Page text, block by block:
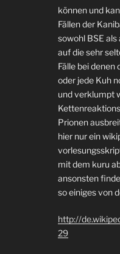
können und
Fällen der
sowohl BSE
auf die sehr
Fälle bei denen
oder jede Kuh
und verklumpt
Prionen
hier nur ein
mit dem kuru
ansonsten
so einiges von
http://
29